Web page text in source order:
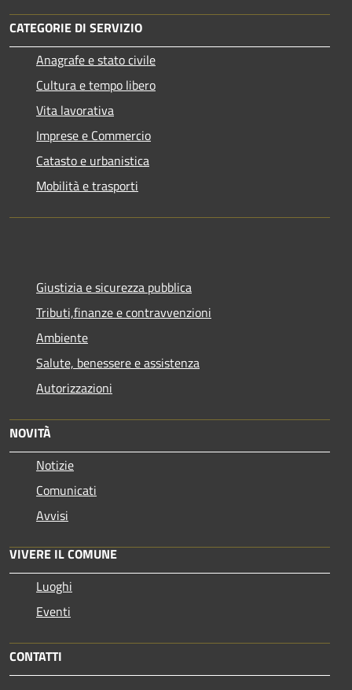
CATEGORIE DI SERVIZIO
Anagrafe e stato civile
Cultura e tempo libero
Vita lavorativa
Imprese e Commercio
Catasto e urbanistica
Mobilità e trasporti
Giustizia e sicurezza pubblica
Tributi,finanze e contravvenzioni
Ambiente
Salute, benessere e assistenza
Autorizzazioni
NOVITÀ
Notizie
Comunicati
Avvisi
VIVERE IL COMUNE
Luoghi
Eventi
CONTATTI